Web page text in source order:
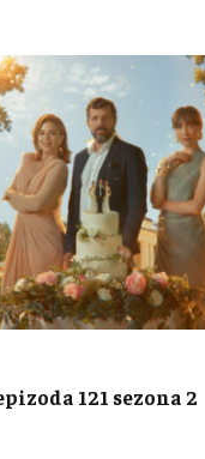
121 sezona 2